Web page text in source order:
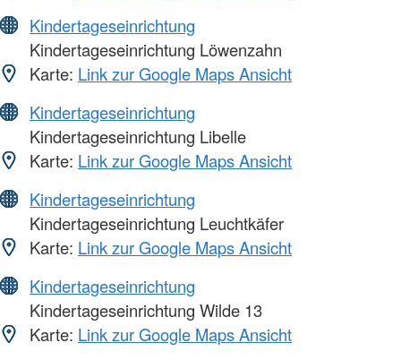
Kindertageseinrichtung
Kindertageseinrichtung Löwenzahn
Karte: Link zur Google Maps Ansicht
Kindertageseinrichtung
Kindertageseinrichtung Libelle
Karte: Link zur Google Maps Ansicht
Kindertageseinrichtung
Kindertageseinrichtung Leuchtkäfer
Karte: Link zur Google Maps Ansicht
Kindertageseinrichtung
Kindertageseinrichtung Wilde 13
Karte: Link zur Google Maps Ansicht